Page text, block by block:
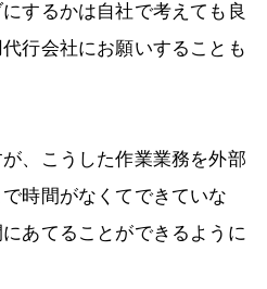
するかは自社で考えても良
行会社にお願いすることも
、こうした作業業務を外部
時間がなくてできていな
あてることができるように